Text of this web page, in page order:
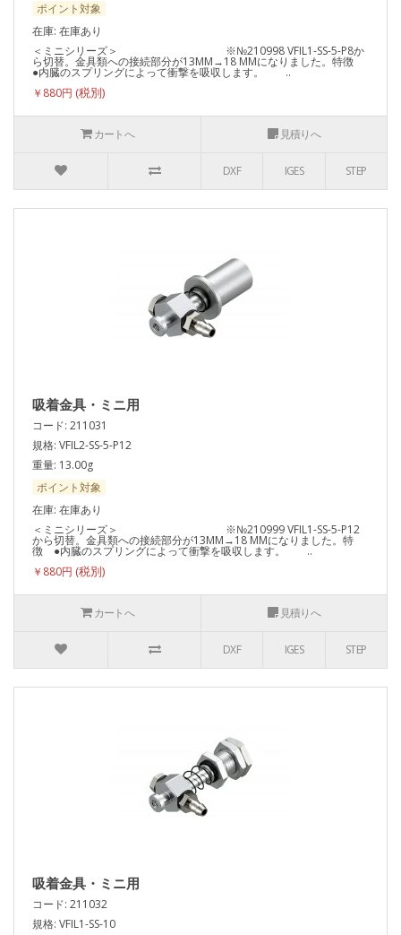
ポイント対象
在庫: 在庫あり
＜ミニシリーズ＞ ※№210998 VFIL1-SS-5-P8か
ら切替。金具類への接続部分が13MM→18 MMになりました。特徴
●内臓のスプリングによって衝撃を吸収します。 ..
￥880円
カートへ 見積りへ
DXF IGES STEP
吸着金具・ミニ用
コード: 211031
規格: VFIL2-SS-5-P12
重量: 13.00g
ポイント対象
在庫: 在庫あり
＜ミニシリーズ＞ ※№210999 VFIL1-SS-5-P12
から切替。金具類への接続部分が13MM→18 MMになりました。特
徴 ●内臓のスプリングによって衝撃を吸収します。 ..
￥880円
カートへ 見積りへ
DXF IGES STEP
吸着金具・ミニ用
コード: 211032
規格: VFIL1-SS-10